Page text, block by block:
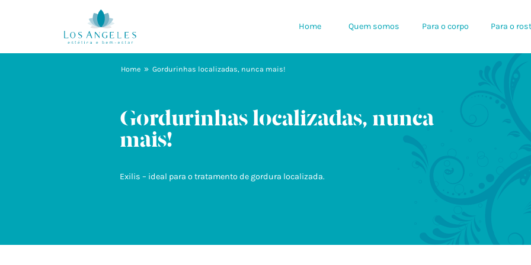
Home Quem somos Para o corpo Para o
Home » Gordurinhas localizadas, nunca mais!
Gordurinhas localizadas, nunca
mais!
Exilis – ideal para o tratamento de gordura localizada.